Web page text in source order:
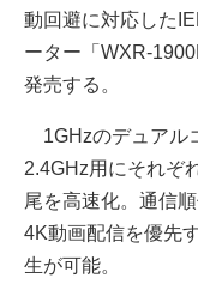
動回避に対応した
ーター「WXR-
発売する。
1GHzのデュアル
2.4GHz用にそれぞ
尾を高速化。通信
4K動画配信を優先
生が可能。